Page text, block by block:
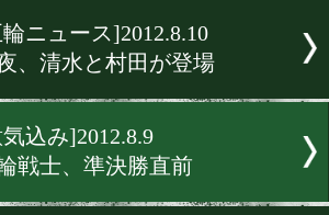
[ロンドン五輪]2012.8.11
村田の決勝戦を生中継
[五輪速報]2012.8.11